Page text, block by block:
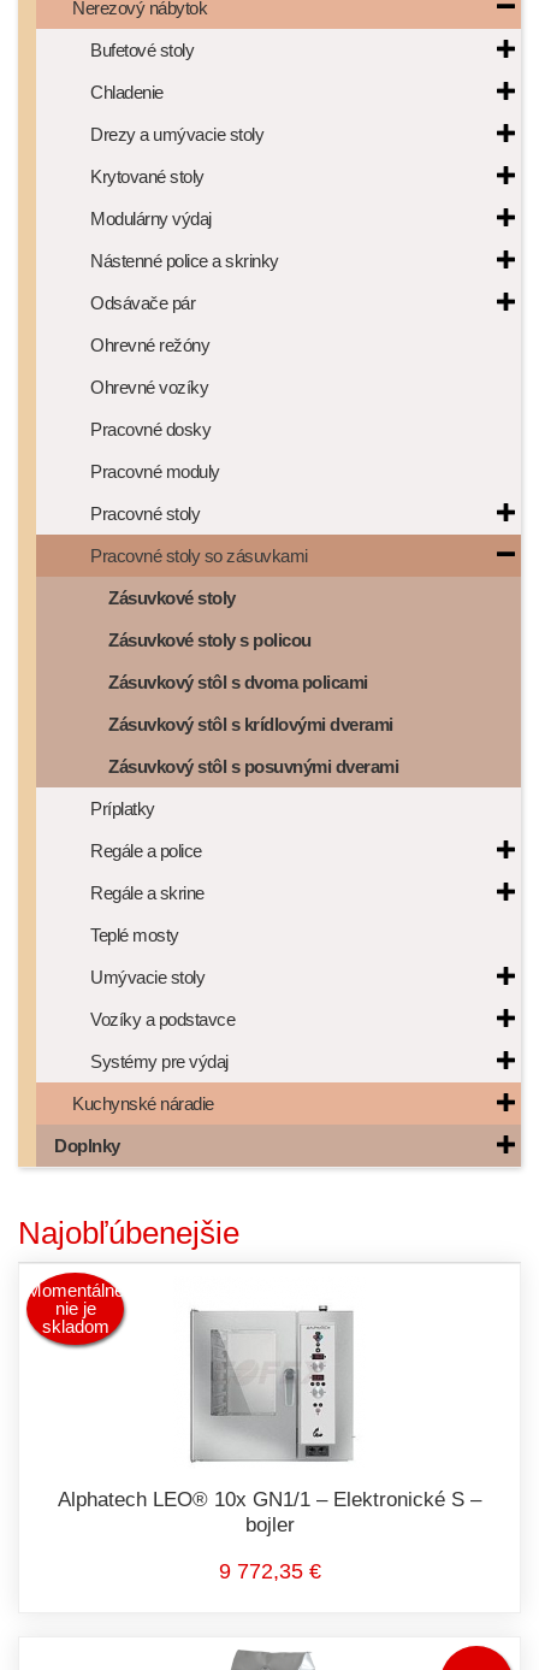
Nerezový nábytok
Bufetové stoly
Chladenie
Drezy a umývacie stoly
Krytované stoly
Modulárny výdaj
Nástenné police a skrinky
Odsávače pár
Ohrevné režóny
Ohrevné vozíky
Pracovné dosky
Pracovné moduly
Pracovné stoly
Pracovné stoly so zásuvkami
Zásuvkové stoly
Zásuvkové stoly s policou
Zásuvkový stôl s dvoma policami
Zásuvkový stôl s krídlovými dverami
Zásuvkový stôl s posuvnými dverami
Príplatky
Regále a police
Regále a skrine
Teplé mosty
Umývacie stoly
Vozíky a podstavce
Systémy pre výdaj
Kuchynské náradie
Doplnky
Najobľúbenejšie
Momentálne
nie je
skladom
Alphatech LEO® 10x GN1/1 – Elektronické S –
bojler
9 772,35 €